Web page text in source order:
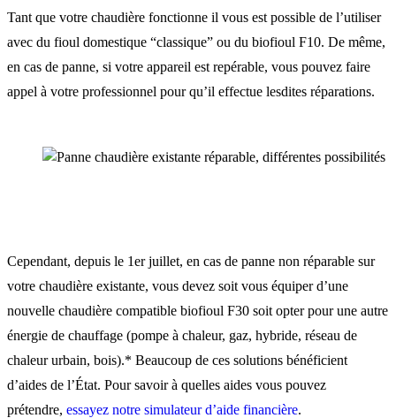
Tant que votre chaudière fonctionne il vous est possible de l’utiliser
avec du fioul domestique “classique” ou du biofioul F10. De même,
en cas de panne, si votre appareil est repérable, vous pouvez faire
appel à votre professionnel pour qu’il effectue lesdites réparations.
Cependant, depuis le 1er juillet, en cas de panne non réparable sur
votre chaudière existante, vous devez soit vous équiper d’une
nouvelle chaudière compatible biofioul F30 soit opter pour une autre
énergie de chauffage (pompe à chaleur, gaz, hybride, réseau de
chaleur urbain, bois).* Beaucoup de ces solutions bénéficient
d’aides de l’État. Pour savoir à quelles aides vous pouvez
prétendre, essayez notre simulateur d’aide financière.